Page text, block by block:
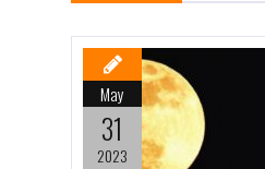
May
31
2023